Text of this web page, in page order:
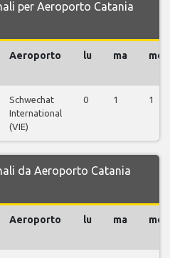
per Aeroporto Catania
Aeroporto lu ma me
Schwechat
International
(VIE)
0 1 1
da Aeroporto Catania
Aeroporto lu ma me